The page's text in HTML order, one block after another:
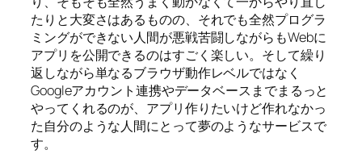
たりと大変さはあるものの、それでも全然プログラ
ミングができない人間が悪戦苦闘しながらもWebに
アプリを公開できるのはすごく楽しい。そして繰り
返しながら単なるブラウザ動作レベルではなく
Googleアカウント連携やデータベースまでまるっと
やってくれるのが、アプリ作りたいけど作れなかっ
た自分のような人間にとって夢のようなサービスで
す。